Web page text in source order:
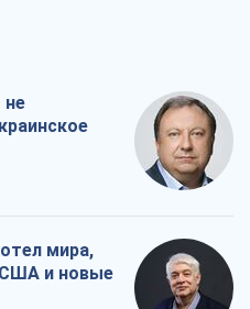
не
мира,
США и новые